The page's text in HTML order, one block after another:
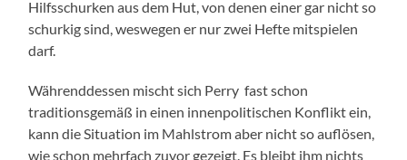
Hilfsschurken aus dem Hut, von denen einer gar nicht so
schurkig sind, weswegen er nur zwei Hefte mitspielen
darf.
Währenddessen mischt sich Perry fast schon
traditionsgemäß in einen innenpolitischen Konflikt ein,
kann die Situation im Mahlstrom aber nicht so auflösen,
wie schon mehrfach zuvor gezeigt. Es bleibt ihm nichts